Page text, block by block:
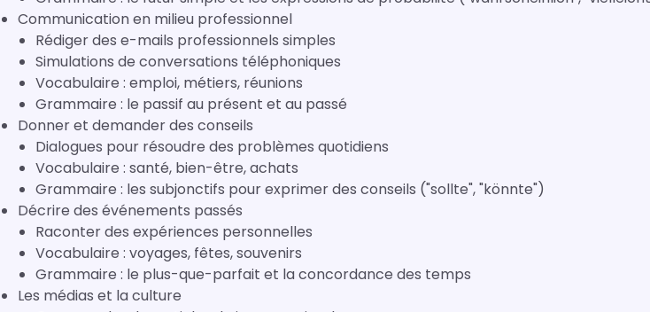
Communication en milieu professionnel
Rédiger des e-mails professionnels simples
Simulations de conversations téléphoniques
Vocabulaire : emploi, métiers, réunions
Grammaire : le passif au présent et au passé
Donner et demander des conseils
Dialogues pour résoudre des problèmes quotidiens
Vocabulaire : santé, bien-être, achats
Grammaire : les subjonctifs pour exprimer des conseils ("sollte", "könnte")
Décrire des événements passés
Raconter des expériences personnelles
Vocabulaire : voyages, fêtes, souvenirs
Grammaire : le plus-que-parfait et la concordance des temps
Les médias et la culture